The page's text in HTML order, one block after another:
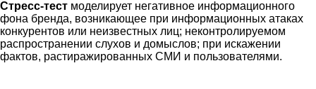
Стресс-тест моделирует негативное информационного
фона бренда, возникающее при информационных атаках
конкурентов или неизвестных лиц; неконтролируемом
распространении слухов и домыслов; при искажении
фактов, растиражированных СМИ и пользователями.